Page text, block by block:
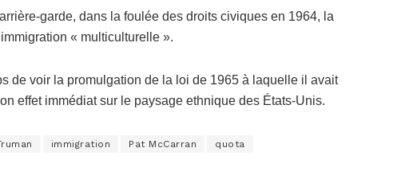
garde, dans la foulée des droits civiques en 1964, la
« multiculturelle ».
de voir la promulgation de la loi de 1965 à laquelle il avait
effet immédiat sur le paysage ethnique des États-Unis.
immigration Pat McCarran quota